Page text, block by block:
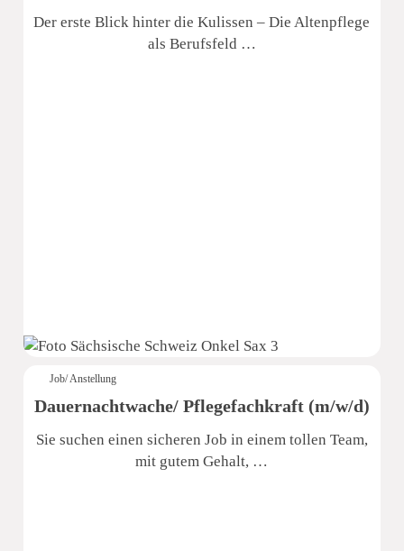
Der erste Blick hinter die Kulissen – Die Altenpflege
als Berufsfeld …
Job/ Anstellung
Dauernachtwache/ Pflegefachkraft (m/w/d)
Sie suchen einen sicheren Job in einem tollen Team,
mit gutem Gehalt, …